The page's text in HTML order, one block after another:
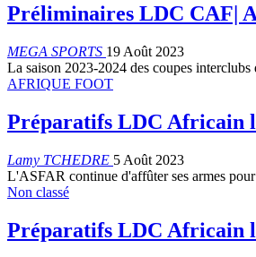
Préliminaires LDC CAF|
MEGA SPORTS 19 Août 2023
La saison 2023-2024 des coupes
AFRIQUE FOOT
Préparatifs LDC Africain
Lamy TCHEDRE 5 Août 2023
L'ASFAR continue d'affûter ses armes
Non classé
Préparatifs LDC Africain l